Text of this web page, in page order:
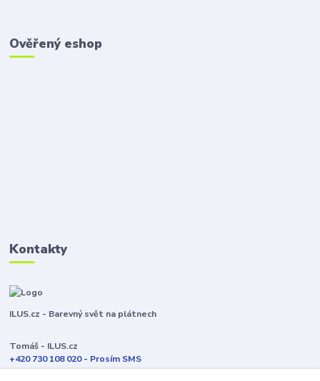
Ověřený eshop
Kontakty
ILUS.cz - Barevný svět na plátnech
Tomáš - ILUS.cz
+420 730 108 020 - Prosím SMS
Jsme většinu času ve výrobě